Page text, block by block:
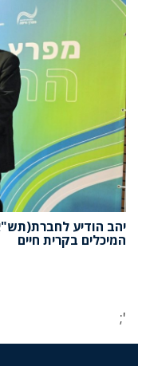
יהב הודיע
המיכלים בקרית חיים
';